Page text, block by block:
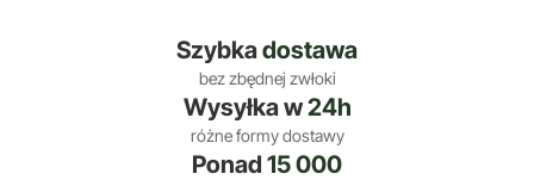
Szybkadostawa
bez zbędnej zwłoki
Wysyłka w24h
różne formy dostawy
Ponad 15 000